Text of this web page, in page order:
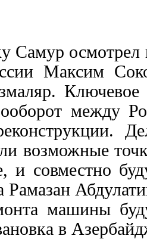
Самур
Максим
Ключевое
между
возможные
и совместно
Рамазан
машины
в